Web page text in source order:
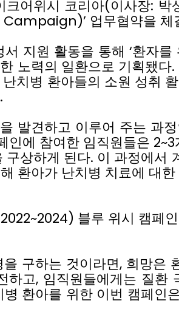
크어위시 코리아(이사장: 박
Campaign)’ 업무협약을 체
서 지원 활동을 통해 ‘환자를
노력의 일환으로 기획됐다.
난치병 환아들의 소원 성취
.
발견하고 이루어 주는 과
인에 참여한 임직원들은 2~3
구상하게 된다. 이 과정에서
환아가 난치병 치료에 대한
블루 위시 캠페인
을 구하는 것이라면, 희망은
하고, 임직원들에게는 질환
병 환아를 위한 이번 캠페인